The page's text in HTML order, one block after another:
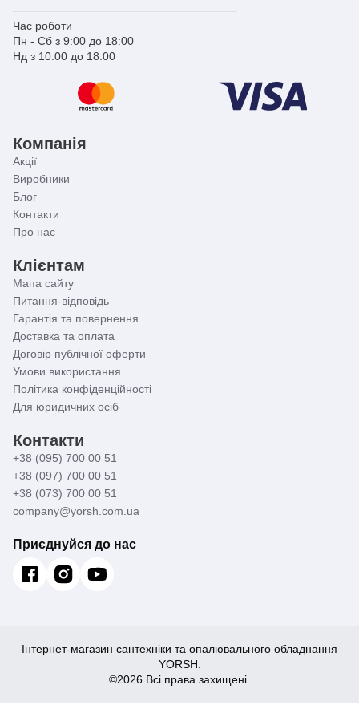
Час роботи
Пн - Сб з 9:00 до 18:00
Нд з 10:00 до 18:00
Компанія
Акції
Виробники
Блог
Контакти
Про нас
Клієнтам
Мапа сайту
Питання-відповідь
Гарантія та повернення
Доставка та оплата
Договір публічної оферти
Умови використання
Політика конфіденційності
Для юридичних осіб
Контакти
+38 (095) 700 00 51
+38 (097) 700 00 51
+38 (073) 700 00 51
company@yorsh.com.ua
Приєднуйся до нас
Інтернет-магазин сантехніки та опалювального обладнання
YORSH.
©2026 Всі права захищені.